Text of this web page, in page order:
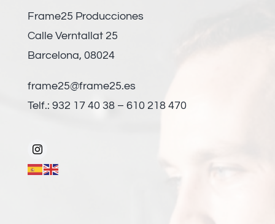
Frame25 Producciones
Calle Verntallat 25
Barcelona, 08024
frame25@frame25.es
Telf.: 932 17 40 38 – 610 218 470